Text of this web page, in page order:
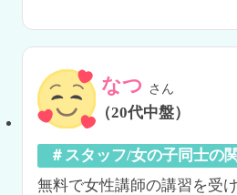
なつ さん
（20代中盤）
＃スタッフ/女の子同士の
無料で女性講師の講習を受